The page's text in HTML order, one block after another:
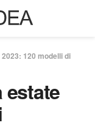
120 modelli di
estate